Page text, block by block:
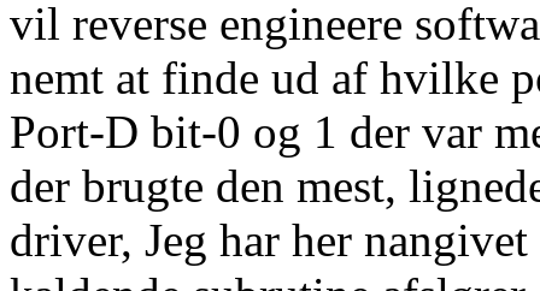
vil reverse engineere
nemt at finde ud af hvilke
Port-D bit-0 og 1 der var
der brugte den mest,
driver, Jeg har her